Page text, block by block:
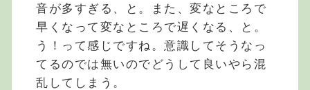
音が多すぎる、と。また、変なところで
早くなって変なところで遅くなる、と。
う！って感じですね。意識してそうなっ
てるのでは無いのでどうして良いやら混
乱してしまう。